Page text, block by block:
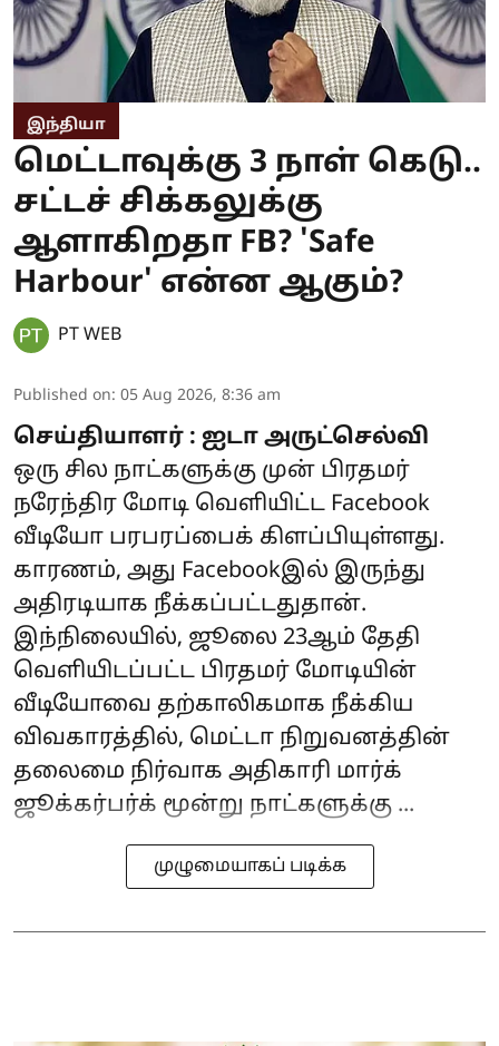
இந்தியா
மெட்டாவுக்கு 3 நாள் கெடு..
சட்டச் சிக்கலுக்கு
ஆளாகிறதா FB? 'Safe
Harbour' என்ன ஆகும்?
PT WEB
Published on: 05 Aug 2026, 8:36 am
செய்தியாளர் : ஐடா அருட்செல்வி
ஒரு சில நாட்களுக்கு முன் பிரதமர்
நரேந்திர மோடி வெளியிட்ட Facebook
வீடியோ பரபரப்பைக் கிளப்பியுள்ளது.
காரணம், அது Facebookஇல் இருந்து
அதிரடியாக நீக்கப்பட்டதுதான்.
இந்நிலையில், ஜூலை 23ஆம் தேதி
வெளியிடப்பட்ட பிரதமர் மோடியின்
வீடியோவை தற்காலிகமாக நீக்கிய
விவகாரத்தில், மெட்டா நிறுவனத்தின்
தலைமை நிர்வாக அதிகாரி மார்க்
ஜூக்கர்பர்க் மூன்று நாட்களுக்கு ...
முழுமையாகப் படிக்க